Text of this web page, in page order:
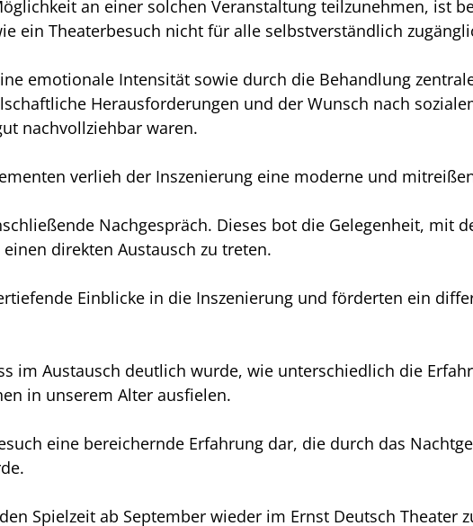
an einer solchen Veranstaltung teilzunehmen, ist
ein Theaterbesuch nicht für alle selbstverständlich
emotionale Intensität sowie durch die Behandlung
Herausforderungen und der Wunsch nach
nachvollziehbar waren.
verlieh der Inszenierung eine moderne und
Nachgespräch. Dieses bot die Gelegenheit, mit
direkten Austausch zu treten.
Einblicke in die Inszenierung und förderten ein
im Austausch deutlich wurde, wie unterschiedlich die
in unserem Alter ausfielen.
eine bereichernde Erfahrung dar, die durch das
Spielzeit ab September wieder im Ernst Deutsch Theater